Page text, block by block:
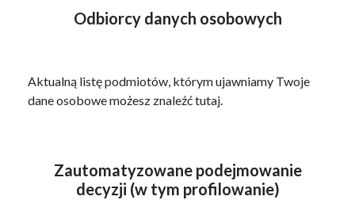
Odbiorcy danych osobowych
Aktualną listę podmiotów, którym ujawniamy Twoje
dane osobowe możesz znaleźć tutaj.
Zautomatyzowane podejmowanie
decyzji (w tym profilowanie)